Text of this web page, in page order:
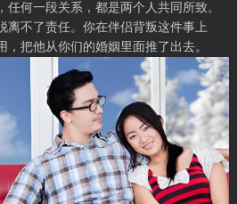
何一段关系，都是两个人共同所致。
离不了责任。你在伴侣背叛这件事上
把他从你们的婚姻里面推了出去。